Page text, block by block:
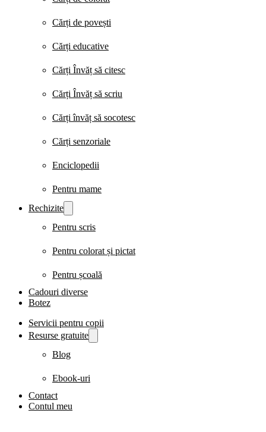
Cărți de povești
Cărți educative
Cărți Învăț să citesc
Cărți Învăț să scriu
Cărți învăț să socotesc
Cărți senzoriale
Enciclopedii
Pentru mame
Rechizite
Pentru scris
Pentru colorat și pictat
Pentru școală
Cadouri diverse
Botez
Servicii pentru copii
Resurse gratuite
Blog
Ebook-uri
Contact
Contul meu